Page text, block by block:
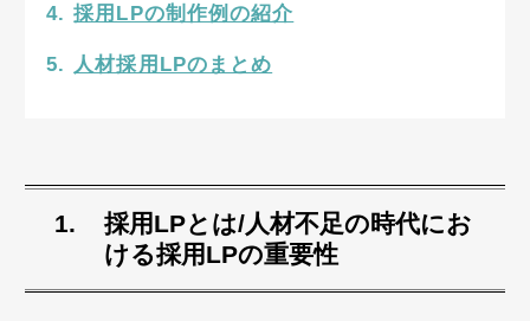
採用LPの制作例の紹介
人材採用LPのまとめ
採用LPとは/人材不足の時代にお
ける採用LPの重要性